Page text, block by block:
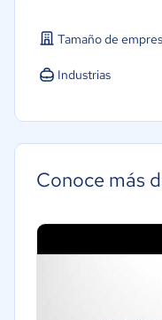
Tamaño de
Industrias
Conoce más